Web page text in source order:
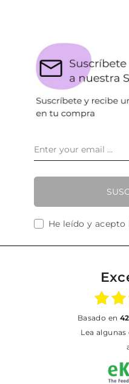
He leído y acepto
basado en
Lea algunas de las opiniones